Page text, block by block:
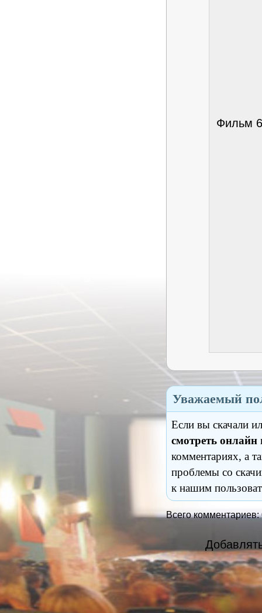
Фильм
Уважаемый
Если вы скачали
смотреть онлайн
комментариях, а
проблемы со
к нашим
Всего комментариев: